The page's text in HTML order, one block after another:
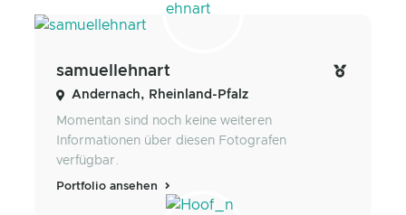
samuellehnart
Andernach, Rheinland-Pfalz
Momentan sind noch keine weiteren
Informationen über diesen Fotografen
verfügbar.
Portfolio ansehen